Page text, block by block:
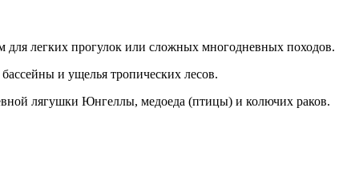
для легких прогулок или сложных многодневных походов.
и ущелья тропических лесов.
лягушки Юнгеллы, медоеда (птицы) и колючих раков.